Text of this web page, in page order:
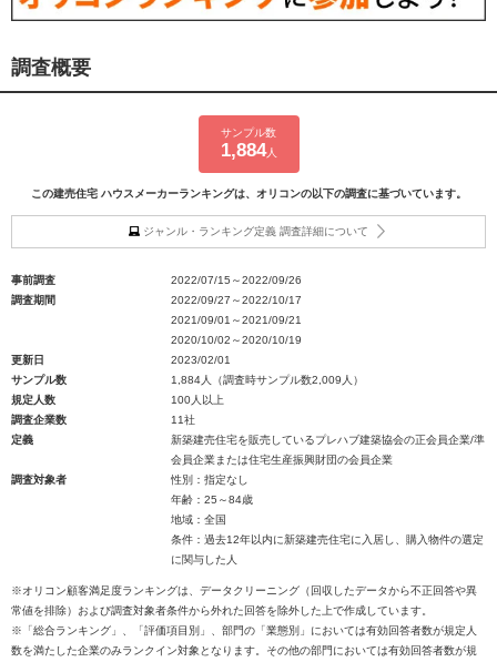
調査概要
サンプル数
1,884人
この建売住宅 ハウスメーカーランキングは、オリコンの以下の調査に基づいています。
ジャンル・ランキング定義 調査詳細について
事前調査
2022/07/15～2022/09/26
調査期間
2022/09/27～2022/10/17
2021/09/01～2021/09/21
2020/10/02～2020/10/19
更新日
2023/02/01
サンプル数
1,884人（調査時サンプル数2,009人）
規定人数
100人以上
調査企業数
11社
定義
新築建売住宅を販売しているプレハブ建築協会の正会員企業/準
会員企業または住宅生産振興財団の会員企業
調査対象者
性別：指定なし
年齢：25～84歳
地域：全国
条件：過去12年以内に新築建売住宅に入居し、購入物件の選定
に関与した人
※オリコン顧客満足度ランキングは、データクリーニング（回収したデータから不正回答や異
常値を排除）および調査対象者条件から外れた回答を除外した上で作成しています。
※「総合ランキング」、「評価項目別」、部門の「業態別」においては有効回答者数が規定人
数を満たした企業のみランクイン対象となります。その他の部門においては有効回答者数が規